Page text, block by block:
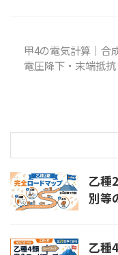
甲4の電気計算｜合
電圧降下・末端抵抗
乙種
別等
乙種